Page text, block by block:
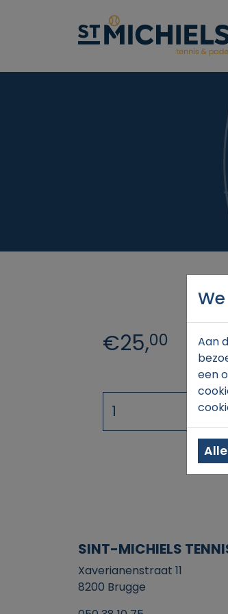
€25,00
SINT-MICHIELS
Xaverianenstraat 11
8200 Brugge
Aan
een